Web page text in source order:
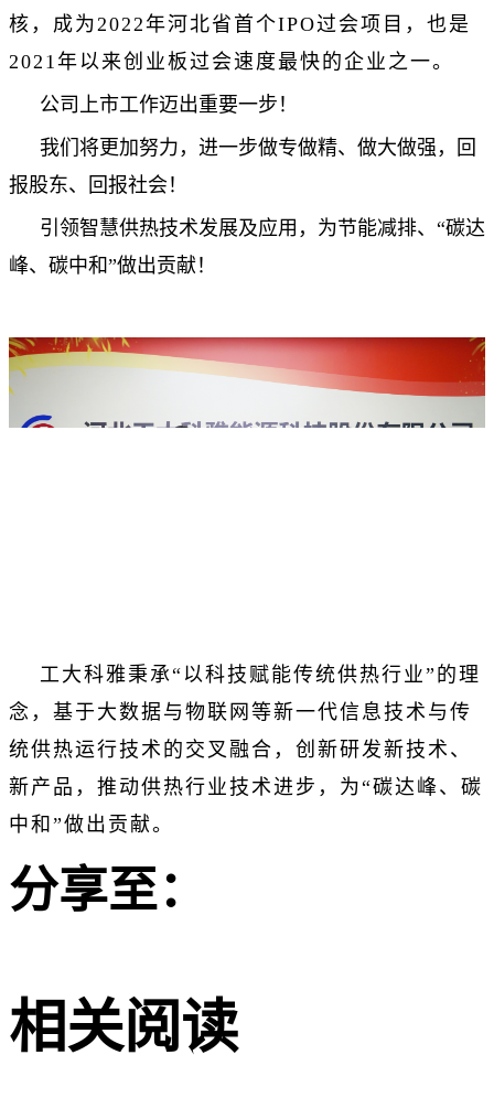
核，成为2022年河北省首个IPO过会项目，也是
2021年以来创业板过会速度最快的企业之一。
公司上市工作迈出重要一步！
我们将更加努力，进一步做专做精、做大做强，回
报股东、回报社会！
引领智慧供热技术发展及应用，为节能减排、“碳达
峰、碳中和”做出贡献！
工大科雅秉承“以科技赋能传统供热行业”的理
念，基于大数据与物联网等新一代信息技术与传
统供热运行技术的交叉融合，创新研发新技术、
新产品，推动供热行业技术进步，为“碳达峰、碳
中和”做出贡献。
分享至：
相关阅读